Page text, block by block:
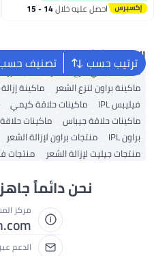
احصل عليه خلال 14 - 15
ترتيب حسب تصنيف البحث الشائع
ماكينة كيمي لنزع الشعر
ماكينة
ماكينة براون لنزع الشعر
ماكينة
فيليبس IPL
ماكينات حلاقة كيمي
ماكينات حلاقة جيباس
ماكينات
براون IPL
منتجات براون لإزالة الشعر
منتجات جيليت لإزالة الشعر
منتجات
نحن دائماً
مركز
الدعم